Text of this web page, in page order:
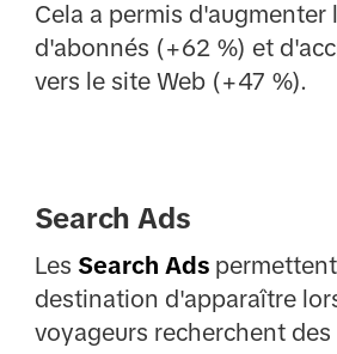
Cela a permis d'augmenter
d'abonnés (+62 %) et
vers le site Web (+47 %).
Search Ads
Les Search Ads
destination d'apparaître
voyageurs recherchent des